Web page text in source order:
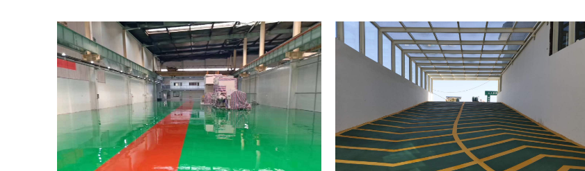
郑
州
思
念
食
品
环
氧
自
流 平
地 南
阳
地
下
停
车
场
无
震
动 防
滑